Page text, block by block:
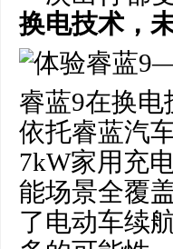
换电技术，
睿蓝9在换
依托睿蓝汽
7kW家用充
能场景全覆
了电动车续